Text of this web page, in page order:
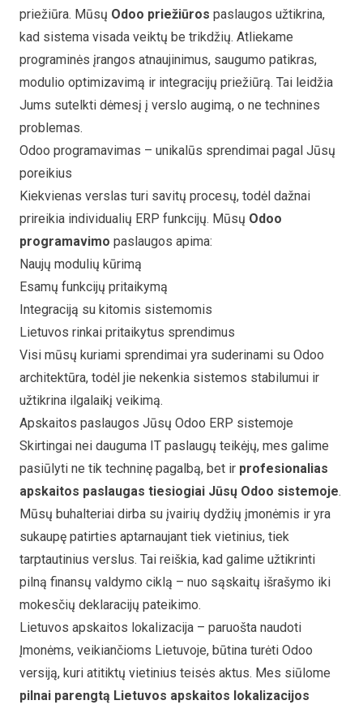
priežiūra. Mūsų Odoo priežiūros paslaugos užtikrina,
kad sistema visada veiktų be trikdžių. Atliekame
programinės įrangos atnaujinimus, saugumo patikras,
modulio optimizavimą ir integracijų priežiūrą. Tai leidžia
Jums sutelkti dėmesį į verslo augimą, o ne technines
problemas.
Odoo programavimas – unikalūs sprendimai pagal Jūsų
poreikius
Kiekvienas verslas turi savitų procesų, todėl dažnai
prireikia individualių ERP funkcijų. Mūsų Odoo
programavimo paslaugos apima:
Naujų modulių kūrimą
Esamų funkcijų pritaikymą
Integraciją su kitomis sistemomis
Lietuvos rinkai pritaikytus sprendimus
Visi mūsų kuriami sprendimai yra suderinami su Odoo
architektūra, todėl jie nekenkia sistemos stabilumui ir
užtikrina ilgalaikį veikimą.
Apskaitos paslaugos Jūsų Odoo ERP sistemoje
Skirtingai nei dauguma IT paslaugų teikėjų, mes galime
pasiūlyti ne tik techninę pagalbą, bet ir profesionalias
apskaitos paslaugas tiesiogiai Jūsų Odoo sistemoje.
Mūsų buhalteriai dirba su įvairių dydžių įmonėmis ir yra
sukaupę patirties aptarnaujant tiek vietinius, tiek
tarptautinius verslus. Tai reiškia, kad galime užtikrinti
pilną finansų valdymo ciklą – nuo sąskaitų išrašymo iki
mokesčių deklaracijų pateikimo.
Lietuvos apskaitos lokalizacija – paruošta naudoti
Įmonėms, veikiančioms Lietuvoje, būtina turėti Odoo
versiją, kuri atitiktų vietinius teisės aktus. Mes siūlome
pilnai parengtą Lietuvos apskaitos lokalizacijos